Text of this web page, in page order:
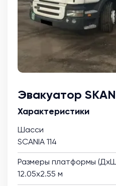
Эвакуатор
Характеристики
Шасси
SCANIA 114
Размеры платформы
12.05х2.55 м